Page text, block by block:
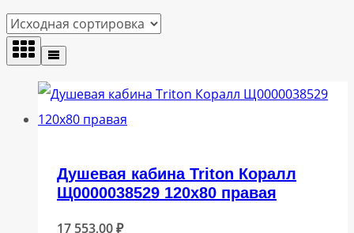
Душевая кабина Triton Коралл
Щ0000038529 120х80 правая
17 553,00₽